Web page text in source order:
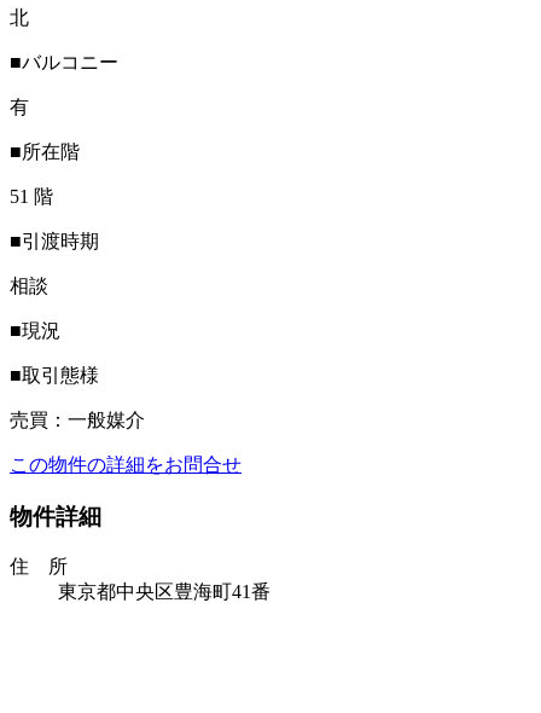
北
■バルコニー
有
■所在階
51 階
■引渡時期
相談
■現況
■取引態様
売買：一般媒介
この物件の詳細をお問合せ
物件詳細
住 所
東京都中央区豊海町41番